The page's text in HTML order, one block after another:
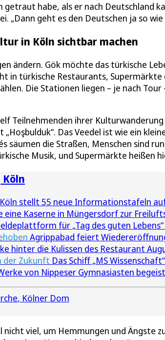
getraut habe, als er nach Deutschland
„Dann geht es den Deutschen ja so
in Köln sichtbar machen
ändern. Gök möchte das türkische
in türkische Restaurants,
Die Stationen liegen – je nach
Teilnehmenden ihrer
Das Veedel ist wie ein
säumen die Straßen, Menschen sind
Musik, und Supermärkte heißen
Köln stellt 55 neue Informationstafeln
eine Kaserne in Müngersdorf zur
für „Tag des guten
Agrippabad feiert
hinter die Kulissen des Restaurant
der Zukunft Das Schiff „MS
von Nippeser Gymnasiasten
Kölner Dom
nicht viel, um Hemmungen und Ängste